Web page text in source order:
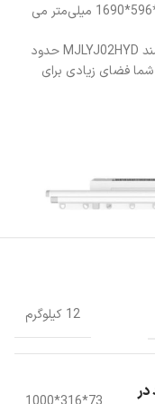
هنگام باز بودن خشک کن ابعادش حدود 156*596*1690 میلی‌متر می
ابعاد قسمت بالای خشک کن و بند رخت هوشمند MJLYJ02HYD حدود
شما فضای زیادی برای
12 کیلوگرم
در